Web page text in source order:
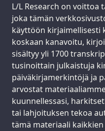
Support us:
L/L Research on
joka tämän
käyttöön kirjaimellisesti
koskaan kanavoitu,
sisältyy yli 1700
tusinoittain julkaistuja
päiväkirjamerkintöjä ja
arvostat
kuunnellessasi,
tai lahjoituksen tekoa
tämä materiaali kaikkien